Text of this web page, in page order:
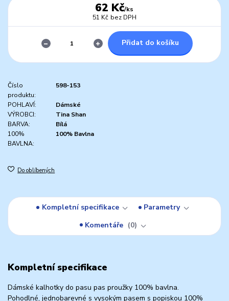
62 Kč/ks
51 Kč bez DPH
Přidat do košíku
Číslo
produktu:
598-153
POHLAVÍ:
Dámské
VÝROBCI:
Tina Shan
BARVA:
Bílá
100%
BAVLNA:
100% Bavlna
Do oblíbených
Kompletní specifikace
Parametry
Komentáře
0
Kompletní specifikace
Dámské kalhotky do pasu pas proužky 100% bavlna.
Pohodlné, jednobarevné s vysokým pasem s popiskou 100%